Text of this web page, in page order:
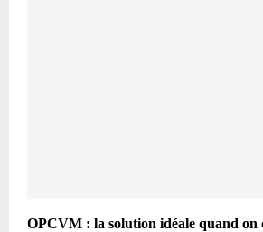
OPCVM : la solution idéale quand on